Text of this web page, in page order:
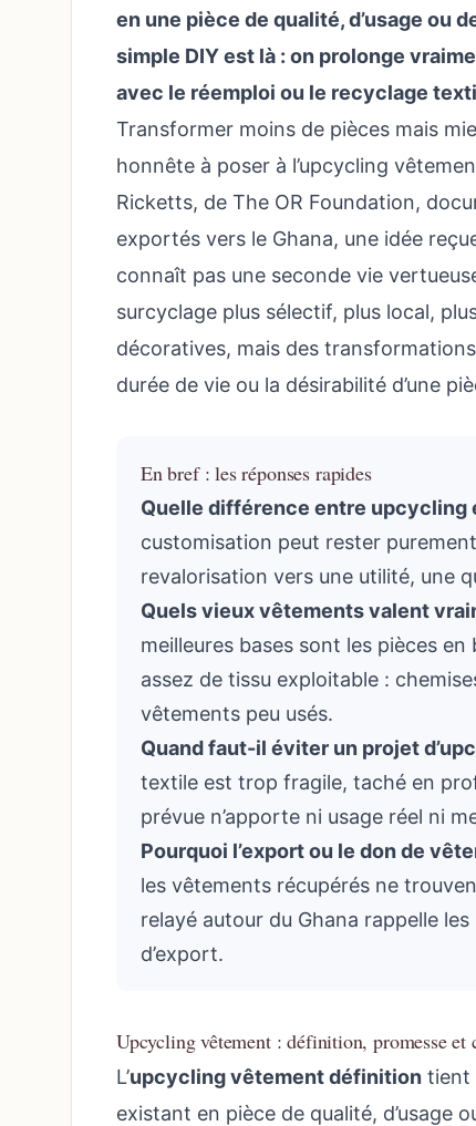
en une pièce de qualité, d’usage ou
simple DIY est là : on prolonge
avec le réemploi ou le recyclage
Transformer moins de pièces mais
honnête à poser à l’upcycling
Ricketts, de The OR Foundation,
exportés vers le Ghana, une idée
connaît pas une seconde vie
surcyclage plus sélectif, plus local,
décoratives, mais des
durée de vie ou la désirabilité d’une
En bref : les réponses rapides
Quelle différence entre upcycling
customisation peut rester
revalorisation vers une utilité, une
Quels vieux vêtements valent
meilleures bases sont les pièces
assez de tissu exploitable :
vêtements peu usés.
Quand faut-il éviter un projet
textile est trop fragile, taché en
prévue n’apporte ni usage réel ni
Pourquoi l’export ou le don de
les vêtements récupérés ne
relayé autour du Ghana rappelle
d’export.
Upcycling vêtement : définition, promesse et
L’upcycling vêtement définition tient
existant en pièce de qualité, d’usage